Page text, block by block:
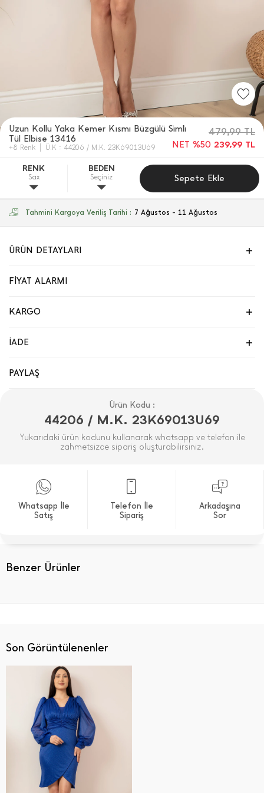
Uzun Kollu Yaka Kemer Kısmı Büzgülü Si̇mli̇
Tül Elbi̇se 13416
+8 Renk Ü.K : 44206 / M.K. 23K69013U69 NET %50 239,99 TL
479,99TL
RENK
Sax
BEDEN
Seçiniz Sepete Ekle
Tahmini Kargoya Veriliş Tarihi : 7 Ağustos - 11 Ağustos
ÜRÜN DETAYLARI
FİYAT ALARMI
KARGO
İADE
PAYLAŞ
Ürün Kodu :
44206 / M.K. 23K69013U69
Yukarıdaki ürün kodunu kullanarak whatsapp ve telefon ile
zahmetsizce sipariş oluşturabilirsiniz.
Whatsapp İle
Satış
Telefon İle
Sipariş
Arkadaşına
Sor
Benzer Ürünler
Son Görüntülenenler